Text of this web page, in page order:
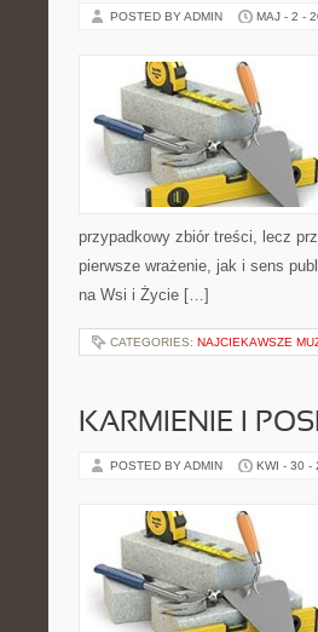
POSTED BY ADMIN MAJ - 2 -
przypadkowy zbiór treści, lecz
pierwsze wrażenie, jak i sens
na Wsi i Życie […]
CATEGORIES: NAJCIEKAWSZE
KARMIENIE I
POSTED BY ADMIN KWI - 30 -